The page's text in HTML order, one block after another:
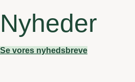
Nyheder
Se vores nyhedsbreve